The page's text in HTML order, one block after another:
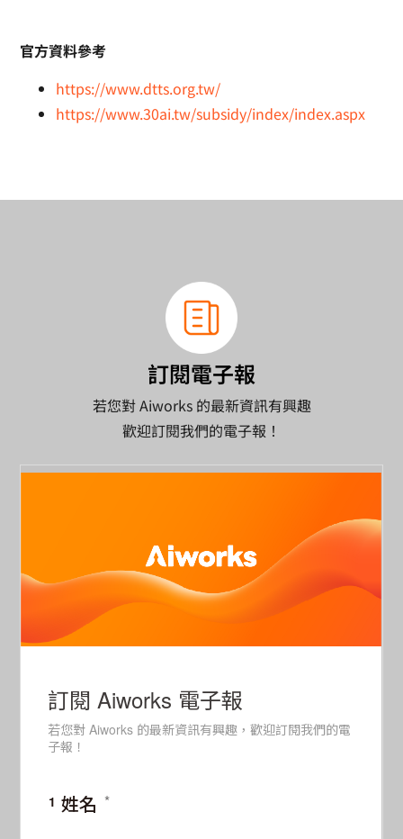
官方資料參考
https://www.dtts.org.tw/
https://www.30ai.tw/subsidy/index/index.aspx
訂閱電子報
若您對 Aiworks 的最新資訊有興趣
歡迎訂閱我們的電子報！